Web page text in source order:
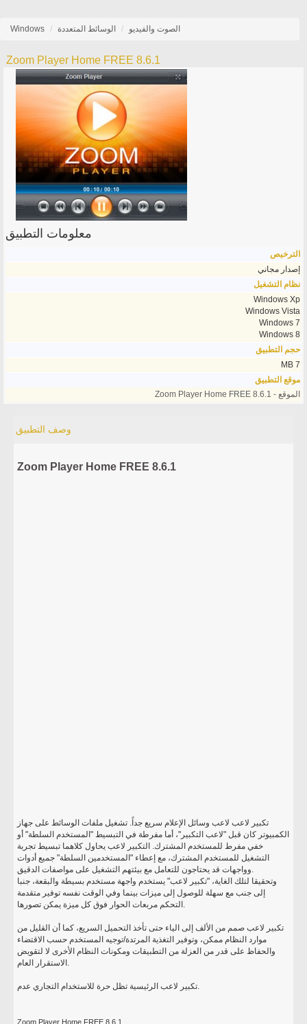
Windows الوسائط المتعددة الصوت والفيديو
Zoom Player Home FREE 8.6.1
معلومات التطبيق
الترخيص
إصدار مجاني
نظام التشغيل
Windows Xp
Windows Vista
Windows 7
Windows 8
حجم التطبيق
7 MB
موقع التطبيق
الموقع - Zoom Player Home FREE 8.6.1
وصف التطبيق
Zoom Player Home FREE 8.6.1
تكبير لاعب لاعب وسائل الإعلام سريع جداً. تشغيل ملفات الوسائط على جهاز
الكمبيوتر كان قبل "لاعب التكبير"، أما مفرطة في التبسيط "المستخدم السلطة" أو
خفي مفرط للمستخدم المشترك. التكبير لاعب يحاول كلاهما تبسيط تجربة
التشغيل للمستخدم المشترك، مع إعطاء "المستخدمين السلطة" جميع أدوات
وواجهات قد يحتاجون للتعامل مع بيئتهم التشغيل على مواصفات الدقيق.
وتحقيقا لتلك الغاية، "تكبير لاعب" يستخدم واجهة مستخدم بسيطة والبقعة، جنبا
إلى جنب مع سهلة للوصول إلى ميزات بينما وفي الوقت نفسه توفير متقدمة
التحكم مربعات الحوار فوق كل ميزة يمكن تصورها.
تكبير لاعب صمم من الألف إلى الياء حتى تأخذ التحميل السريع، كما أن القليل من
موارد النظام ممكن، وتوفير التغذية المرتدة/توجيه المستخدم حسب الاقتضاء
والحفاظ على قدر من العزلة من التطبيقات ومكونات النظام الأخرى لا لتقويض
الاستقرار العام.
تكبير لاعب الرئيسية تظل حرة للاستخدام التجاري عدم.
Zoom Player Home FREE 8.6.1